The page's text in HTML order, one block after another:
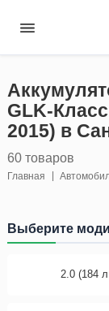
GLK-
2015) в
60 товаров
Главная
Выберите
2.0 (184